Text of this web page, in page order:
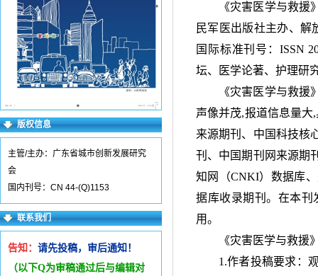
版权信息
主管/主办：广东省城市创新发展研究
会
国内刊号：CN 44-(Q)1153
联系我们
告知： 请先投稿，审后通知！
（以下Q为审稿通过后与编辑对
《灾害医学与救
民军医出版社主办、解
国际标准刊号： ISSN
坛、医学论著、护理研
《灾害医学与救
声像并茂,报道信息量大,
来源期刊、中国科技核
刊、中国期刊网来源期
知网（CNKI）数据库
据库收录期刊。在本刊
用。
《灾害医学与救援
1.作者投稿要求：